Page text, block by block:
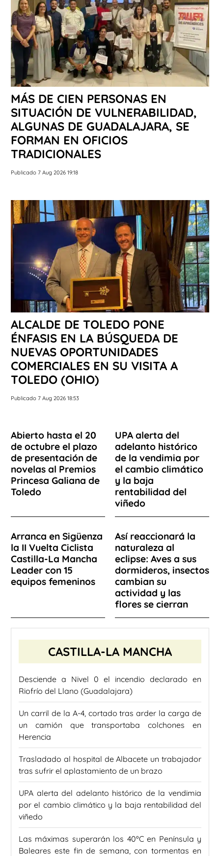
MÁS DE CIEN PERSONAS EN
SITUACIÓN DE VULNERABILIDAD,
ALGUNAS DE GUADALAJARA, SE
FORMAN EN OFICIOS
TRADICIONALES
Publicado 7 Aug 2026 19:18
ALCALDE DE TOLEDO PONE
ÉNFASIS EN LA BÚSQUEDA DE
NUEVAS OPORTUNIDADES
COMERCIALES EN SU VISITA A
TOLEDO (OHIO)
Publicado 7 Aug 2026 18:53
Abierto hasta el 20
de octubre el plazo
de presentación de
novelas al Premios
Princesa Galiana de
Toledo
UPA alerta del
adelanto histórico
de la vendimia por
el cambio climático
y la baja
rentabilidad del
viñedo
Arranca en Sigüenza
la II Vuelta Ciclista
Castilla-La Mancha
Leader con 15
equipos femeninos
Así reaccionará la
naturaleza al
eclipse: Aves a sus
dormideros, insectos
cambian su
actividad y las
flores se cierran
CASTILLA-LA MANCHA
Desciende a Nivel 0 el incendio declarado en
Riofrío del Llano (Guadalajara)
Un carril de la A-4, cortado tras arder la carga de
un camión que transportaba colchones en
Herencia
Trasladado al hospital de Albacete un trabajador
tras sufrir el aplastamiento de un brazo
UPA alerta del adelanto histórico de la vendimia
por el cambio climático y la baja rentabilidad del
viñedo
Las máximas superarán los 40ºC en Península y
Baleares este fin de semana, con tormentas en